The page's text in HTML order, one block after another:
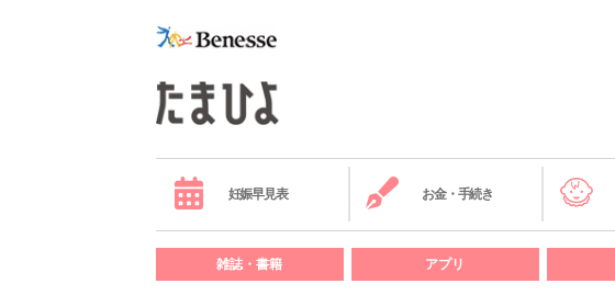
妊娠早見表 お金・手続き
雑誌・書籍 アプリ